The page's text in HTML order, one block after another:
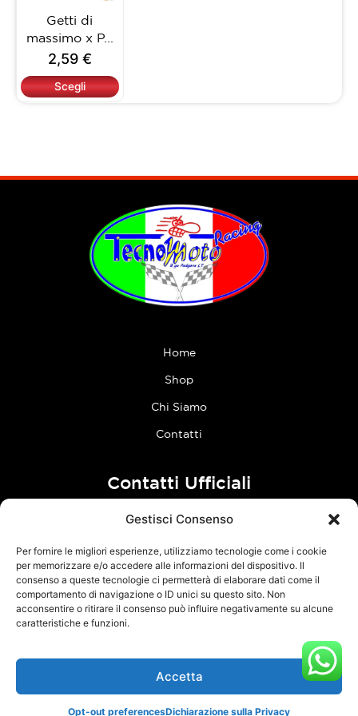
Gestisci Consenso
Per fornire le migliori esperienze, utilizziamo tecnologie come i cookie
per memorizzare e/o accedere alle informazioni del dispositivo. Il
consenso a queste tecnologie ci permetterà di elaborare dati come il
comportamento di navigazione o ID unici su questo sito. Non
acconsentire o ritirare il consenso può influire negativamente su alcune
caratteristiche e funzioni.
Accetta
Opt-out preferencesDichiarazione sulla Privacy
Getti di
massimo x P...
2,59 €
Scegli
opzioni
possono
scelte
nella
pagina
Home
Shop
Chi Siamo
Contatti
Contatti Ufficiali
Follow Us
F
b
o
I
g
TCM Racing s.r.l.s. – Via Acque Alte, snc – 04100 Latina – P.Iva
03126380595 –Privacy Policy–Cookie Policy